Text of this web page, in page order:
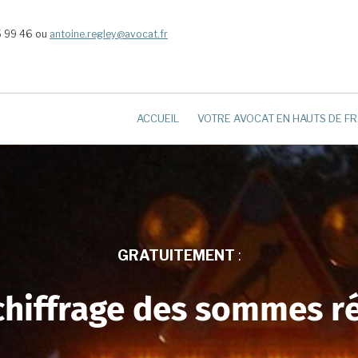
99 46 ou antoine.regley@avocat.fr
ACCUEIL VOTRE AVOCAT EN HAUTS DE
GRATUITEMENT :
des sommes